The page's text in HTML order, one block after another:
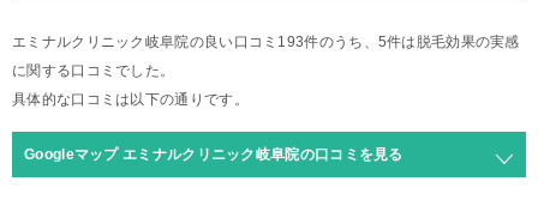
エミナルクリニック岐阜院の良い口コミ193件のうち、5件は脱毛効果の実感
に関する口コミでした。
具体的な口コミは以下の通りです。
Googleマップ エミナルクリニック岐阜院の口コミを見る